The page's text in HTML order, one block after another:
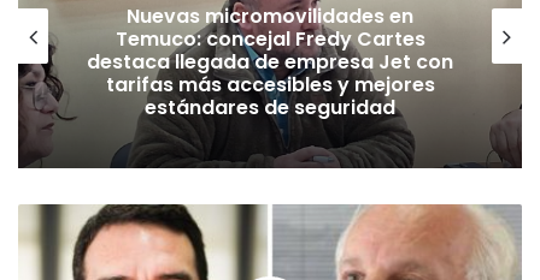
Nuevas micromovilidades en
Temuco: concejal Fredy Cartes
destaca llegada de empresa Jet con
tarifas más accesibles y mejores
estándares de seguridad